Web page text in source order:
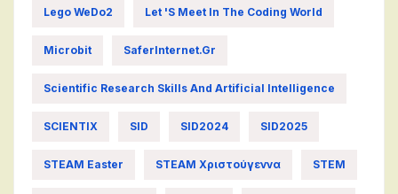
Lego WeDo2 Let 's Meet In The Coding World
Microbit SaferInternet.gr
Scientific Research Skills And Artificial Intelligence
SCIENTIX SID SID2024 SID2025
STEAM Easter STEAM Χριστούγεννα STEM